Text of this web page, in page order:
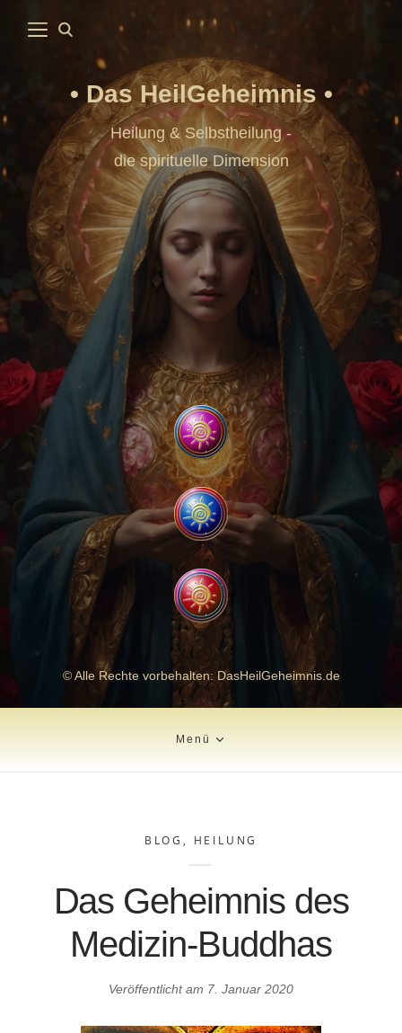
Das HeilGeheimnis
Heilung & Selbstheilung -
die spirituelle Dimension
© Alle Rechte vorbehalten: DasHeilGeheimnis.de
Menü
BLOG , HEILUNG
Das Geheimnis des
Medizin-Buddhas
Veröffentlicht am 7. Januar 2020